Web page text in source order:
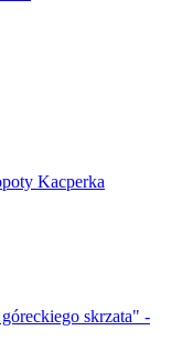
Kacperka
skrzata" -